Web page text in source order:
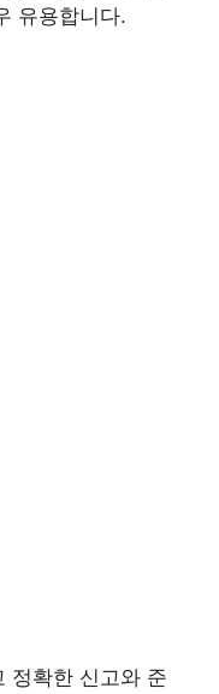
유용합니다.
정확한 신고와 준